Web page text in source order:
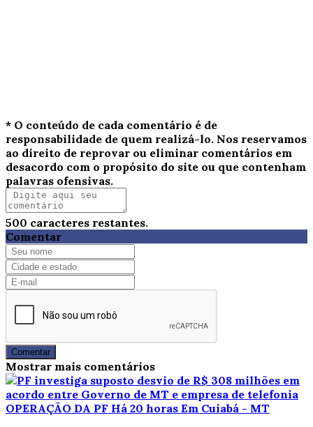
* O conteúdo de cada comentário é de
responsabilidade de quem realizá-lo. Nos reservamos
ao direito de reprovar ou eliminar comentários em
desacordo com o propósito do site ou que contenham
palavras ofensivas.
500 caracteres restantes.
Comentar
Comentar
Mostrar mais comentários
OPERAÇÃO DA PF Há 20 horas Em Cuiabá - MT